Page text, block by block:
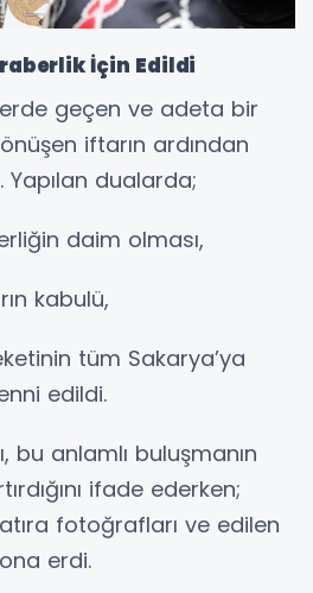
İçin Edildi
geçen ve adeta bir
iftarın ardından
Yapılan dualarda;
daim olması,
kabulü,
tüm Sakarya’ya
edildi.
bu anlamlı buluşmanın
ifade ederken;
fotoğrafları ve edilen
erdi.